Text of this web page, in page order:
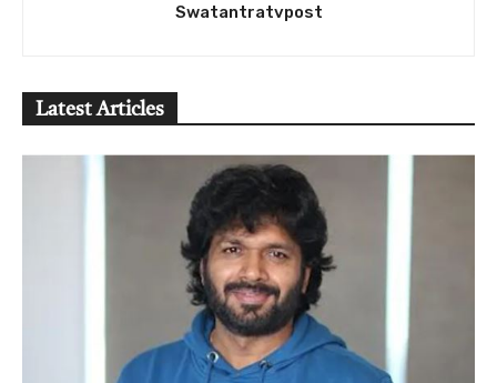
Swatantratvpost
Latest Articles